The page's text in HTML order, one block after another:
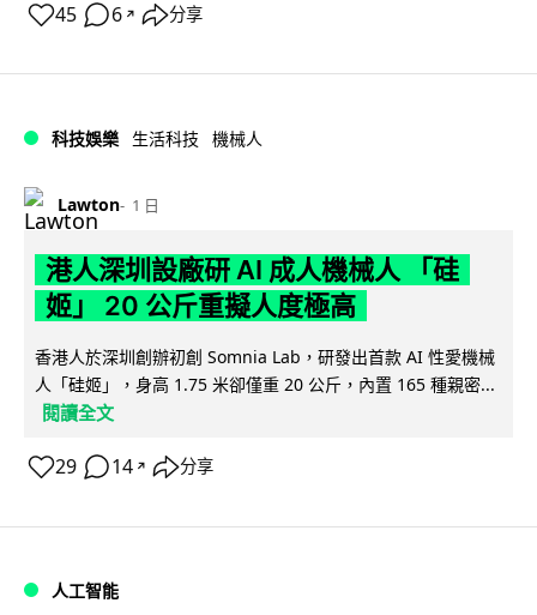
45 6 ↗ 分享
科技娛樂 生活科技 機械人
Lawton 1 日
港人深圳設廠研 AI 成人機械人 「硅
姬」 20 公斤重擬人度極高
香港人於深圳創辦初創 Somnia Lab，研發出首款 AI 性愛機械
人「硅姬」，身高 1.75 米卻僅重 20 公斤，內置 165 種親密...
閱讀全文
29 14 ↗ 分享
人工智能